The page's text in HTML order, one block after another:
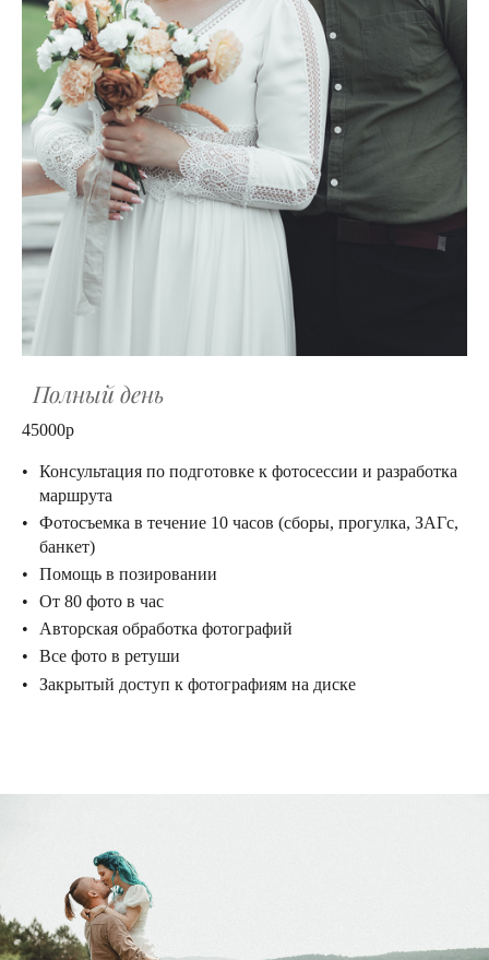
Полный день
45000р
Консультация по подготовке к фотосессии и разработка
маршрута
Фотосъемка в течение 10 часов (сборы, прогулка, ЗАГс,
банкет)
Помощь в позировании
От 80 фото в час
Авторская обработка фотографий
Все фото в ретуши
Закрытый доступ к фотографиям на диске